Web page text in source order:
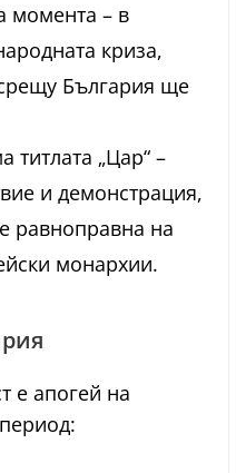
момента – в
криза,
България ще
титлата „Цар“ –
и демонстрация,
равноправна на
монархии.
е апогей на